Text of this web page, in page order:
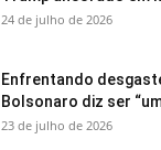
24 de julho de 2026
Enfrentando
Bolsonaro diz ser
23 de julho de 2026